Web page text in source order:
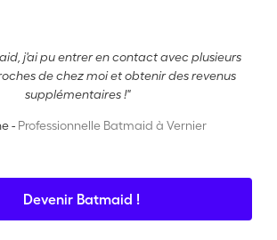
j'ai pu entrer en contact avec plusieurs
de chez moi et obtenir des revenus
supplémentaires !"
- Professionnelle Batmaid à Vernier
Devenir Batmaid !